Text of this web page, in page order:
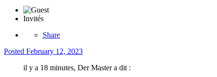
Invités
Share
Posted February 12, 2023
il y a 18 minutes, Der Master a dit :